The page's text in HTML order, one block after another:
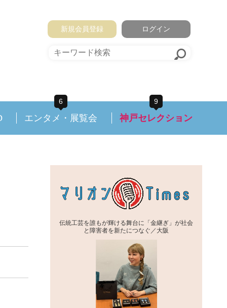
新規会員登録 ログイン
6
エンタメ・展覧会
9
神戸セレクション
伝統工芸を誰もが輝ける舞台に「金継ぎ」が社会
と障害者を新たにつなぐ／大阪